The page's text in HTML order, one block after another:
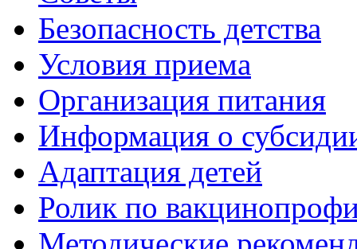
Безопасность детства
Условия приема
Организация питания
Информация о
Адаптация детей
Ролик по